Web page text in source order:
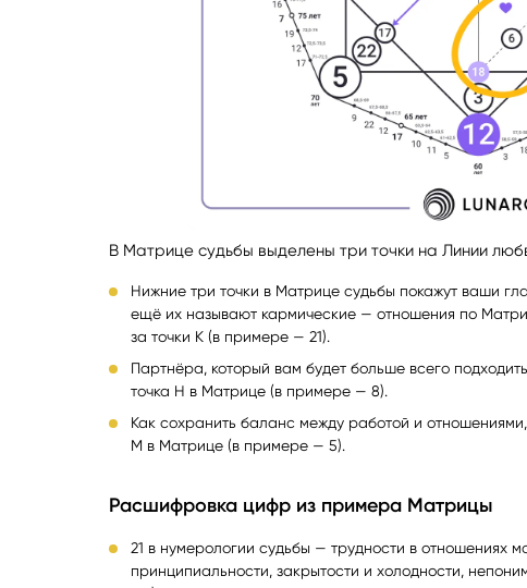
В Матрице судьбы выделены три точки на Линии
Нижние три точки в Матрице судьбы покажут ваши
ещё их называют кармические — отношения по
за точки К (в примере — 21).
Партнёра, который вам будет больше всего
точка Н в Матрице (в примере — 8).
Как сохранить баланс между работой и
М в Матрице (в примере — 5).
Расшифровка цифр из примера Матрицы
21 в нумерологии судьбы — трудности в отношениях
принципиальности, закрытости и холодности,